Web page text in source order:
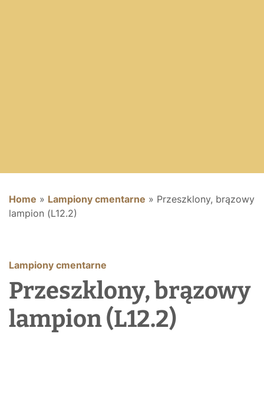
Home » Lampiony cmentarne » Przeszklony, brązowy
lampion (L12.2)
Lampiony cmentarne
Przeszklony, brązowy
lampion (L12.2)